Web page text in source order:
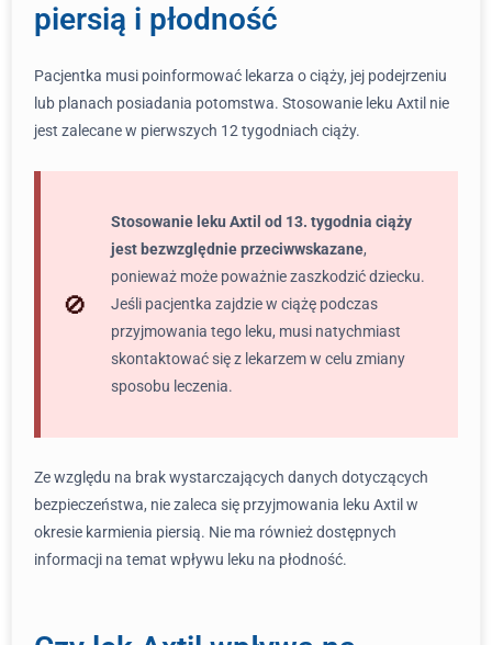
piersią i płodność
Pacjentka musi poinformować lekarza o ciąży, jej podejrzeniu
lub planach posiadania potomstwa. Stosowanie leku Axtil nie
jest zalecane w pierwszych 12 tygodniach ciąży.
Stosowanie leku Axtil od 13. tygodnia ciąży
jest bezwzględnie przeciwwskazane,
ponieważ może poważnie zaszkodzić dziecku.
Jeśli pacjentka zajdzie w ciążę podczas
przyjmowania tego leku, musi natychmiast
skontaktować się z lekarzem w celu zmiany
sposobu leczenia.
Ze względu na brak wystarczających danych dotyczących
bezpieczeństwa, nie zaleca się przyjmowania leku Axtil w
okresie karmienia piersią. Nie ma również dostępnych
informacji na temat wpływu leku na płodność.